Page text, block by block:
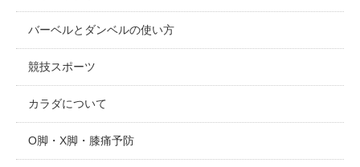
バーベルとダンベルの使い方
競技スポーツ
カラダについて
O脚・X脚・膝痛予防